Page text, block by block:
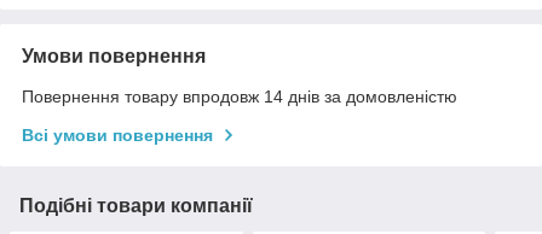
Умови повернення
Повернення товару впродовж 14 днів за домовленістю
Всі умови повернення
Подібні товари компанії